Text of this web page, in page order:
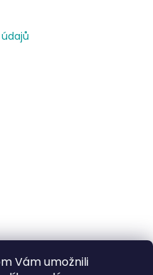
Vám umožnili
Instagramu